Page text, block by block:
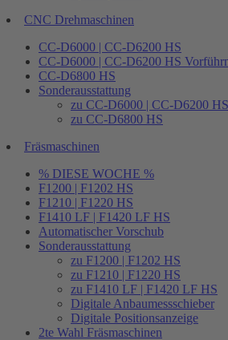
CNC Drehmaschinen
CC-D6000 | CC-D6200 HS
CC-D6000 | CC-D6200 HS
CC-D6800 HS
Sonderausstattung
zu CC-D6000 | CC-D6200 HS
zu CC-D6800 HS
Fräsmaschinen
% DIESE WOCHE %
F1200 | F1202 HS
F1210 | F1220 HS
F1410 LF | F1420 LF HS
Automatischer Vorschub
Sonderausstattung
zu F1200 | F1202 HS
zu F1210 | F1220 HS
zu F1410 LF | F1420 LF HS
Digitale Anbaumessschieber
Digitale Positionsanzeige
2te Wahl Fräsmaschinen